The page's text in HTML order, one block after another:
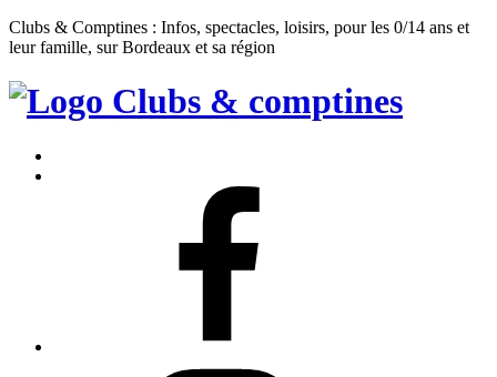
Clubs & Comptines : Infos, spectacles, loisirs, pour les 0/14 ans et
leur famille, sur Bordeaux et sa région
Clubs
Comptines